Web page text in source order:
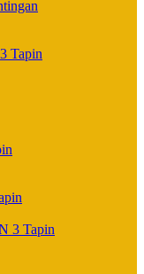
Tapin
3 Tapin